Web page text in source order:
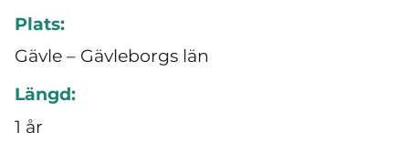
Plats:
Gävle – Gävleborgs län
Längd:
1 år